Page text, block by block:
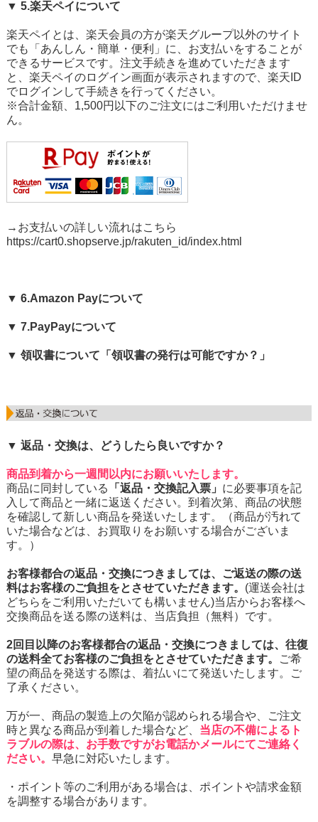
▼ 5.楽天ペイについて
楽天ペイとは、楽天会員の方が楽天グループ以外のサイト
でも「あんしん・簡単・便利」に、お支払いをすることが
できるサービスです。注文手続きを進めていただきます
と、楽天ペイのログイン画面が表示されますので、楽天ID
でログインして手続きを行ってください。
※合計金額、1,500円以下のご注文にはご利用いただけませ
ん。
→お支払いの詳しい流れはこちら
https://cart0.shopserve.jp/rakuten_id/index.html
▼ 6.Amazon Payについて
▼ 7.PayPayについて
▼ 領収書について「領収書の発行は可能ですか？」
▼ 返品・交換は、どうしたら良いですか？
商品到着から一週間以内にお願いいたします。
商品に同封している
「返品・交換記入票」 に必要事項を記
入して商品と一緒に返送ください。到着次第、商品の状態
を確認して新しい商品を発送いたします。（商品が汚れて
いた場合などは、お買取りをお願いする場合がございま
す。）
お客様都合の返品・交換につきましては、ご返送の際の送
料はお客様のご負担をとさせていただきます。 (運送会社は
どちらをご利用いただいても構いません)当店からお客様へ
交換商品を送る際の送料は、当店負担（無料）です。
2回目以降のお客様都合の返品・交換につきましては、往復
の送料全てお客様のご負担をとさせていただきます。
ご希
望の商品を発送する際は、着払いにて発送いたします。ご
了承ください。
万が一、商品の製造上の欠陥が認められる場合や、ご注文
時と異なる商品が到着した場合など、 当店の不備によるト
ラブルの際は、お手数ですがお電話かメールにてご連絡く
ださい。 早急に対応いたします。
・ポイント等のご利用がある場合は、ポイントや請求金額
を調整する場合があります。